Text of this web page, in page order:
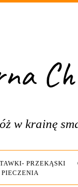
w krainę
PRZEKĄSKI